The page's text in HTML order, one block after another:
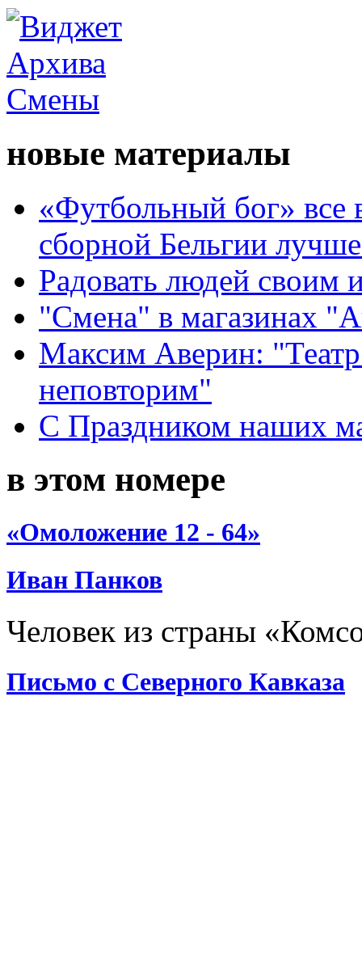
новые материалы
«Футбольный бог» все
сборной Бельгии
Радовать людей своим
"Смена" в магазинах
Максим Аверин:
неповторим"
С Праздником наших
в этом номере
«Омоложение 12 - 64»
Иван Панков
Человек из страны
Письмо с Северного Кавказа